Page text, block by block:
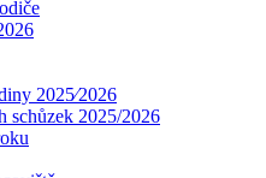
2025⁄2026
schůzek 2025/2026